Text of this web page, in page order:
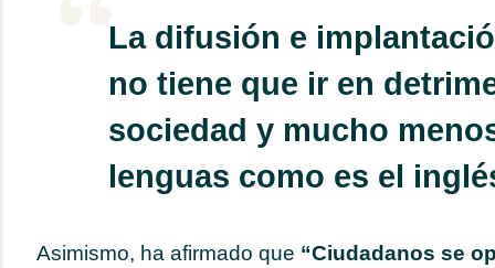
La difusión e
no tiene que ir en
sociedad y mucho
lenguas como es el
Asimismo, ha afirmado que “Ciudadanos se